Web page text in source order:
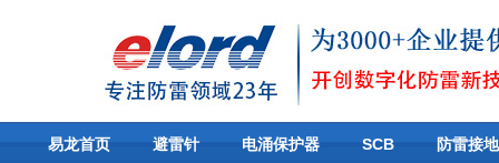
易龙首页 避雷针 电涌保护器 SCB 防雷接地